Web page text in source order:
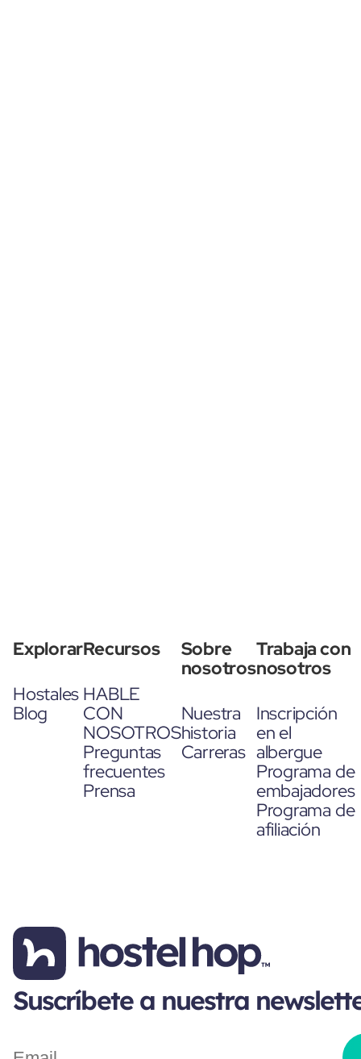
Explorar
Hostales
Blog
Recursos
HABLE
CON
NOSOTROS
Preguntas
frecuentes
Prensa
Sobre
nosotros
Nuestra
historia
Carreras
Trabaja con
nosotros
Inscripción
en el
albergue
Programa de
embajadores
Programa de
afiliación
Suscríbete a nuestra